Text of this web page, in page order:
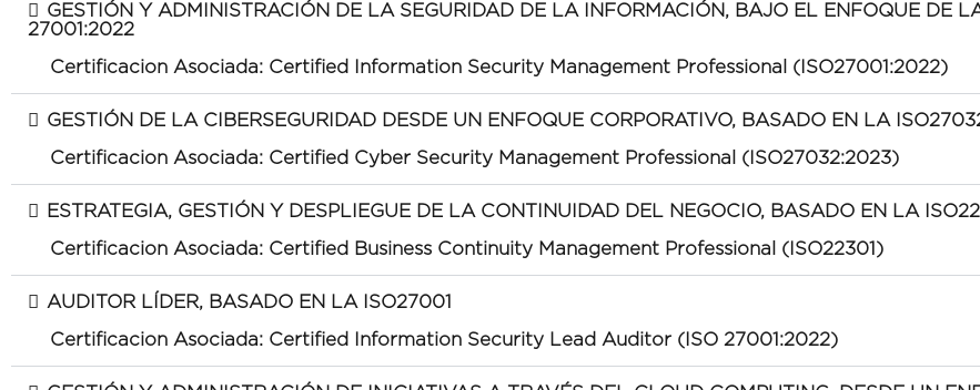
GESTIÓN Y ADMINISTRACIÓN DE LA SEGURIDAD DE LA INFORMACIÓN, BAJO EL ENFOQUE DE
27001:2022
Certificacion Asociada: Certified Information Security Management Professional (ISO27001:2022)
GESTIÓN DE LA CIBERSEGURIDAD DESDE UN ENFOQUE CORPORATIVO, BASADO EN LA
Certificacion Asociada: Certified Cyber Security Management Professional (ISO27032:2023)
ESTRATEGIA, GESTIÓN Y DESPLIEGUE DE LA CONTINUIDAD DEL NEGOCIO, BASADO EN LA
Certificacion Asociada: Certified Business Continuity Management Professional (ISO22301)
AUDITOR LÍDER, BASADO EN LA ISO27001
Certificacion Asociada: Certified Information Security Lead Auditor (ISO 27001:2022)